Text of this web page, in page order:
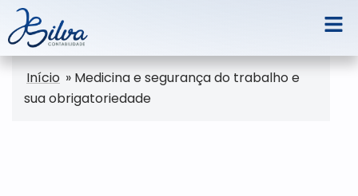
Início » Medicina e segurança do trabalho e
sua obrigatoriedade